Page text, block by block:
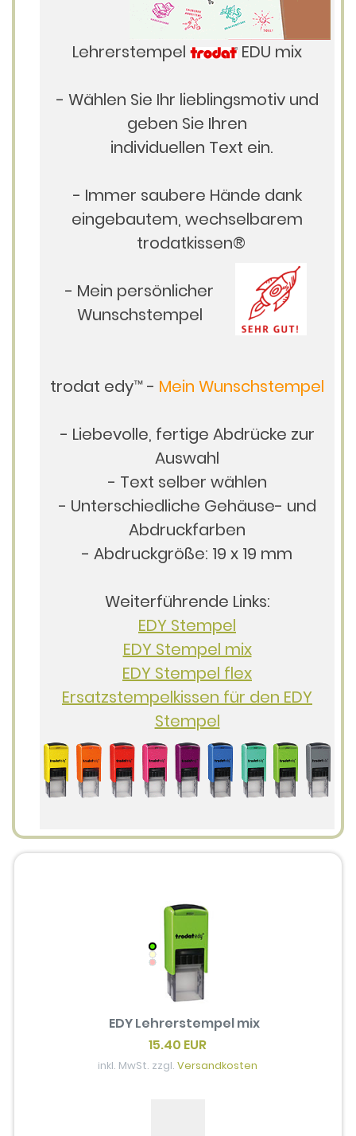
Lehrerstempel EDU mix
- Wählen Sie Ihr lieblingsmotiv und
geben Sie Ihren
individuellen Text ein.
- Immer saubere Hände dank
eingebautem, wechselbarem
trodatkissen®
- Mein persönlicher
Wunschstempel
trodat edy™ - Mein Wunschstempel
- Liebevolle, fertige Abdrücke zur
Auswahl
- Text selber wählen
- Unterschiedliche Gehäuse- und
Abdruckfarben
- Abdruckgröße: 19 x 19 mm
Weiterführende Links:
EDY Stempel
EDY Stempel mix
EDY Stempel flex
Ersatzstempelkissen für den EDY
Stempel
EDY Lehrerstempel mix
15.40 EUR
inkl. MwSt. zzgl.Versandkosten